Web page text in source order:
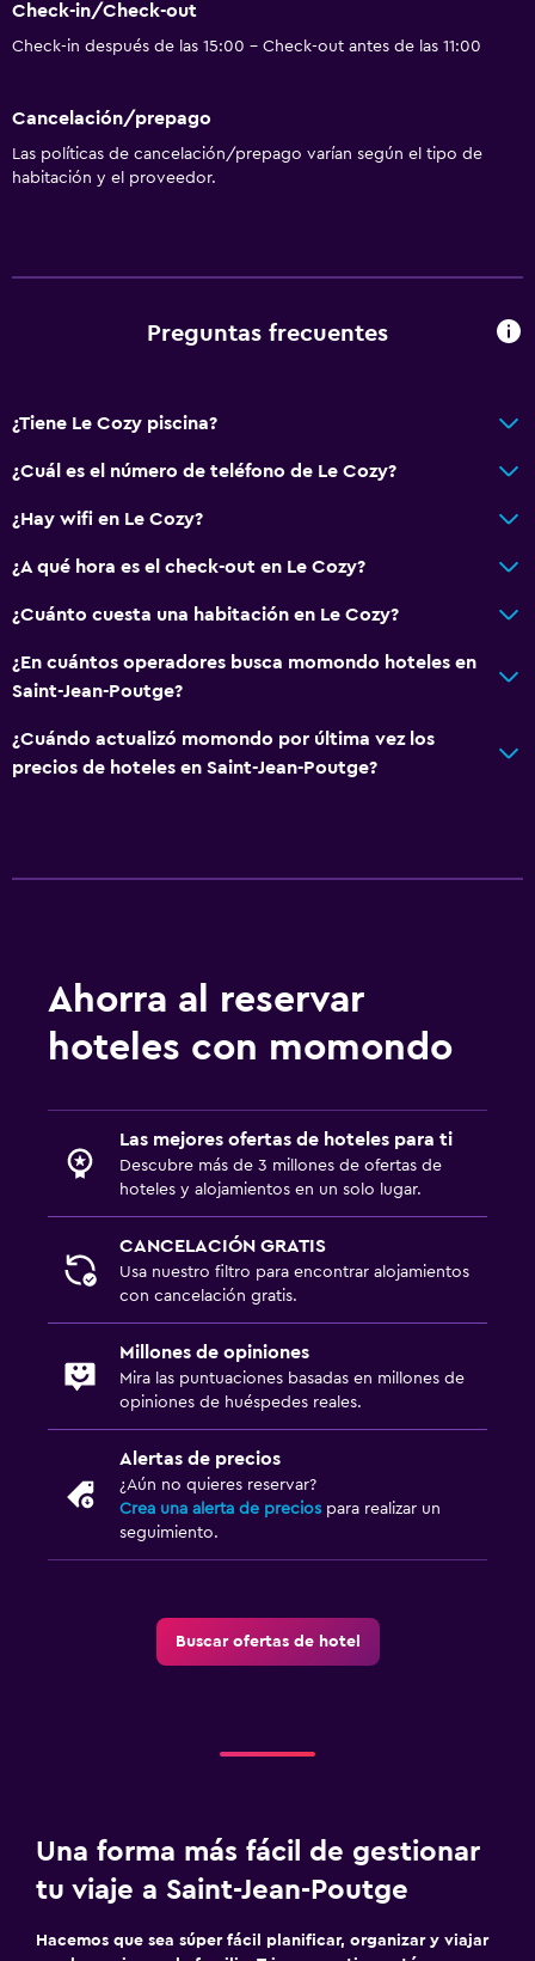
Horno
Microondas
Tetera/cafetera
Vista al río
Habitaciones familiares
Zona de estar
Sofá
Insonorización
Casilleros
Vista a la ciudad
Vista a la piscina
Baño
Baño pequeño adicional
Secador de pelo
Bañera al aire libre
Papel higiénico
Baño privado
Piscina y spa
Piscina privada
Masajes
Piscina al aire libre
Toallas para piscina
Aire libre
Muebles de exterior
Instalaciones para reuniones
Acceso con llave
Check-in/Check-out
Check-in después de las 15:00 - Check-out antes de las 11:00
Cancelación/prepago
Las políticas de cancelación/prepago varían según el tipo de
habitación y el proveedor.
Preguntas frecuentes
¿Tiene Le Cozy piscina?
¿Cuál es el número de teléfono de Le Cozy?
¿Hay wifi en Le Cozy?
¿A qué hora es el check-out en Le Cozy?
¿Cuánto cuesta una habitación en Le Cozy?
¿En cuántos operadores busca momondo hoteles en
Saint-Jean-Poutge?
¿Cuándo actualizó momondo por última vez los
precios de hoteles en Saint-Jean-Poutge?
Ahorra al reservar
hoteles con momondo
Las mejores ofertas de hoteles para ti
Descubre más de 3 millones de ofertas de
hoteles y alojamientos en un solo lugar.
CANCELACIÓN GRATIS
Usa nuestro filtro para encontrar alojamientos
con cancelación gratis.
Millones de opiniones
Mira las puntuaciones basadas en millones de
opiniones de huéspedes reales.
Alertas de precios
¿Aún no quieres reservar?
Crea una alerta de precios para realizar un
seguimiento.
Buscar ofertas de hotel
Una forma más fácil de gestionar
tu viaje a Saint-Jean-Poutge
Hacemos que sea súper fácil planificar, organizar y viajar